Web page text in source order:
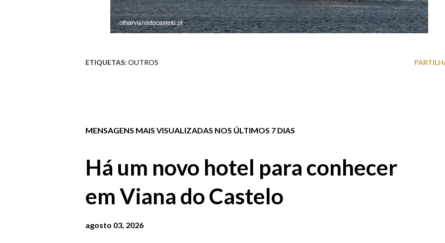
ETIQUETAS: OUTROS
MENSAGENS MAIS VISUALIZADAS NOS ÚLTIMOS 7 DIAS
Há um novo hotel para conhecer
em Viana do Castelo
agosto 03, 2026